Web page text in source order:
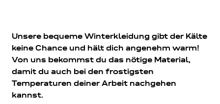
Unsere bequeme Winterkleidung gibt der Kälte
keine Chance und hält dich angenehm warm!
Von uns bekommst du das nötige Material,
damit du auch bei den frostigsten
Temperaturen deiner Arbeit nachgehen
kannst.